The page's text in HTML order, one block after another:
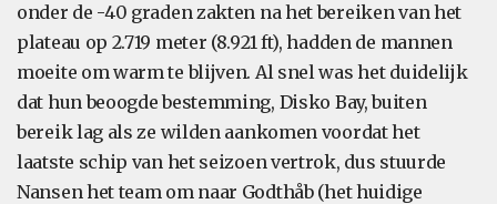
onder de -40 graden zakten na het bereiken van het
plateau op 2.719 meter (8.921 ft), hadden de mannen
moeite om warm te blijven. Al snel was het duidelijk
dat hun beoogde bestemming, Disko Bay, buiten
bereik lag als ze wilden aankomen voordat het
laatste schip van het seizoen vertrok, dus stuurde
Nansen het team om naar Godthåb (het huidige